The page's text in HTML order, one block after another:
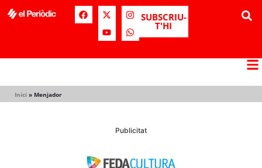
SUBSCRIU-
T'HI
Inici » Menjador
Publicitat